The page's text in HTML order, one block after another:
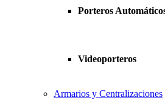
Porteros
Videoporteros
Armarios y Centralizaciones